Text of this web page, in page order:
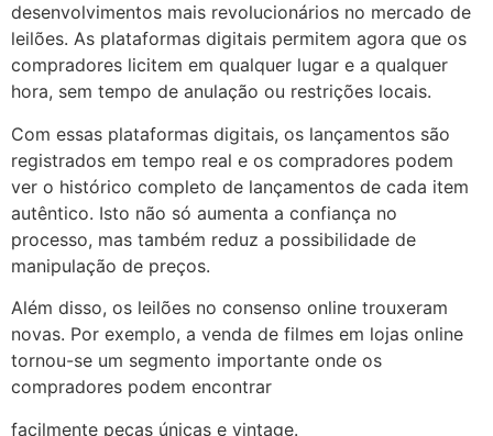
desenvolvimentos mais revolucionários no mercado de
leilões. As plataformas digitais permitem agora que os
compradores licitem em qualquer lugar e a qualquer
hora, sem tempo de anulação ou restrições locais.
Com essas plataformas digitais, os lançamentos são
registrados em tempo real e os compradores podem
ver o histórico completo de lançamentos de cada item
autêntico. Isto não só aumenta a confiança no
processo, mas também reduz a possibilidade de
manipulação de preços.
Além disso, os leilões no consenso online trouxeram
novas. Por exemplo, a venda de filmes em lojas online
tornou-se um segmento importante onde os
compradores podem encontrar
facilmente peças únicas e vintage.